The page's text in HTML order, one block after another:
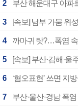
2 부산 해운대구 아파
3 [속보] 남부 가뭄 위
4 까마귀 탓?…폭염
5 [속보] 부산·김해·울
6 ‘혐오표현’ 쓰면 지
7 부산·울산·경남 폭